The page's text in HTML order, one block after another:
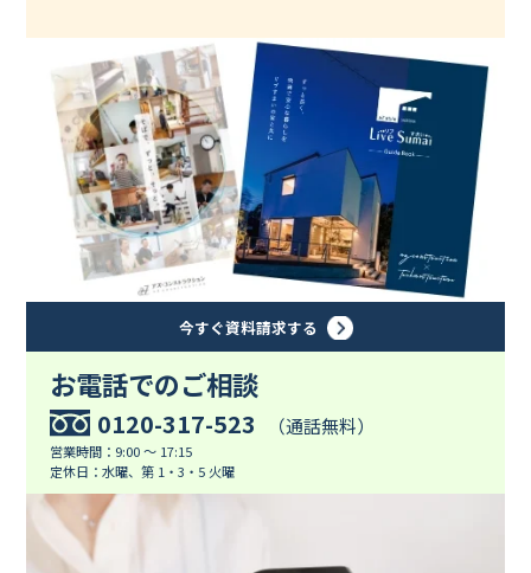
今すぐ資料請求する
お電話でのご相談
0120-317-523 （通話無料）
営業時間：9:00 ～ 17:15
定休日：水曜、第 1・3・5 火曜